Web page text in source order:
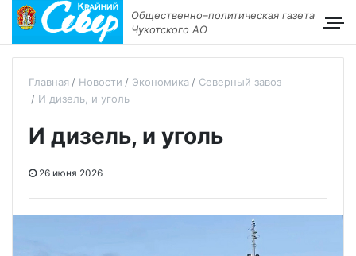
Общественно–политическая газета
Чукотского АО
Главная Новости Экономика
Северный завоз
И дизель, и уголь
И дизель, и уголь
26 июня 2026